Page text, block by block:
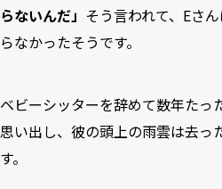
らないんだ」 そう言われて、Eさ
らなかったそうです。
ベビーシッターを辞めて数年たっ
思い出し、彼の頭上の雨雲は去っ
す。